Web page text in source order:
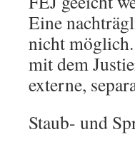
Eine
nicht
mit dem
externe,
Staub- und